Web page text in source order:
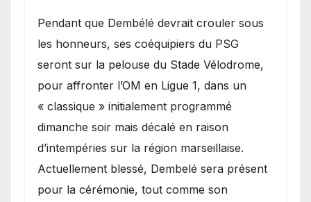
Pendant que Dembélé devrait crouler sous
les honneurs, ses coéquipiers du PSG
seront sur la pelouse du Stade Vélodrome,
pour affronter l’OM en Ligue 1, dans un
« classique » initialement programmé
dimanche soir mais décalé en raison
d’intempéries sur la région marseillaise.
Actuellement blessé, Dembelé sera présent
pour la cérémonie, tout comme son